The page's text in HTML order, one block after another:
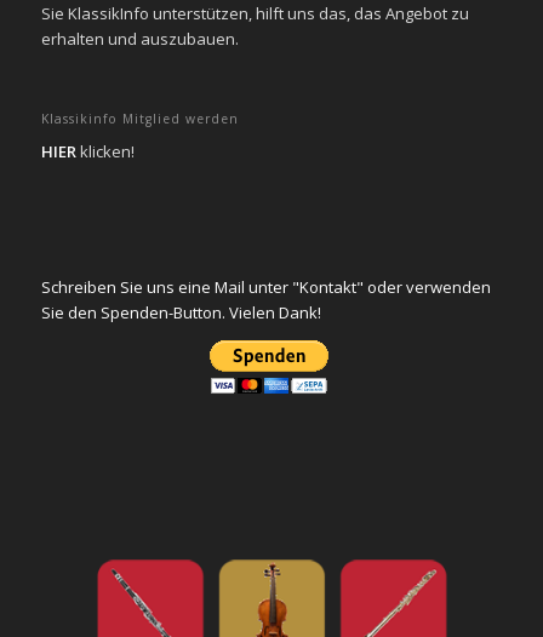
Sie KlassikInfo unterstützen, hilft uns das, das Angebot zu
erhalten und auszubauen.
Klassikinfo Mitglied werden
HIERklicken!
Schreiben Sie uns eine Mail unter "Kontakt" oder verwenden
Sie den Spenden-Button. Vielen Dank!